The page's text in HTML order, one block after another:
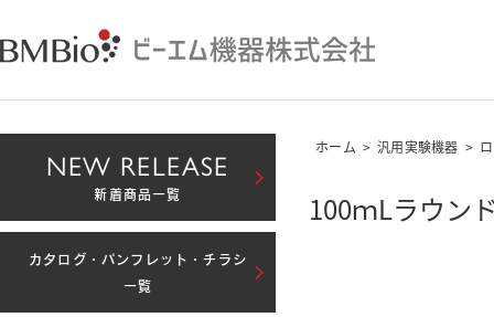
ホーム > 汎用実験機器 >
100ｍLラウン
NEW RELEASE
新着商品一覧
カタログ・パンフレット・チラシ
一覧